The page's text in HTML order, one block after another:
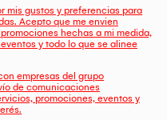
mis gustos y preferencias para
Acepto que me envien
hechas a mi medida,
y todo lo que se alinee
empresas del grupo
de comunicaciones
promociones, eventos y